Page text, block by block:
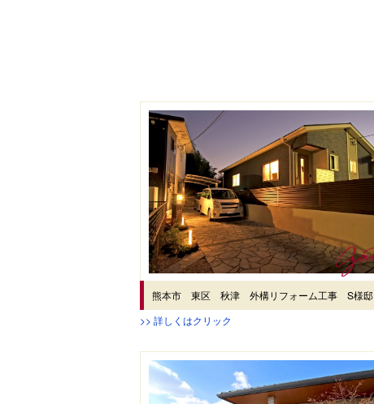
熊本市 東区 秋津 外構リフォーム工事 S様邸
>> 詳しくはクリック